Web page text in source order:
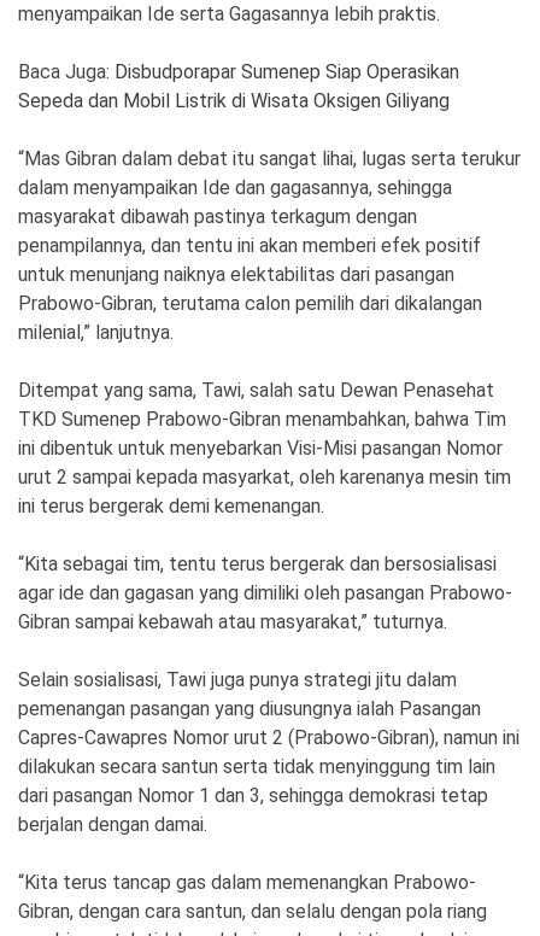
menyampaikan Ide serta Gagasannya lebih praktis.
Baca Juga: Disbudporapar Sumenep Siap Operasikan
Sepeda dan Mobil Listrik di Wisata Oksigen Giliyang
“Mas Gibran dalam debat itu sangat lihai, lugas serta terukur
dalam menyampaikan Ide dan gagasannya, sehingga
masyarakat dibawah pastinya terkagum dengan
penampilannya, dan tentu ini akan memberi efek positif
untuk menunjang naiknya elektabilitas dari pasangan
Prabowo-Gibran, terutama calon pemilih dari dikalangan
milenial,” lanjutnya.
Ditempat yang sama, Tawi, salah satu Dewan Penasehat
TKD Sumenep Prabowo-Gibran menambahkan, bahwa Tim
ini dibentuk untuk menyebarkan Visi-Misi pasangan Nomor
urut 2 sampai kepada masyarkat, oleh karenanya mesin tim
ini terus bergerak demi kemenangan.
“Kita sebagai tim, tentu terus bergerak dan bersosialisasi
agar ide dan gagasan yang dimiliki oleh pasangan Prabowo-
Gibran sampai kebawah atau masyarakat,” tuturnya.
Selain sosialisasi, Tawi juga punya strategi jitu dalam
pemenangan pasangan yang diusungnya ialah Pasangan
Capres-Cawapres Nomor urut 2 (Prabowo-Gibran), namun ini
dilakukan secara santun serta tidak menyinggung tim lain
dari pasangan Nomor 1 dan 3, sehingga demokrasi tetap
berjalan dengan damai.
“Kita terus tancap gas dalam memenangkan Prabowo-
Gibran, dengan cara santun, dan selalu dengan pola riang